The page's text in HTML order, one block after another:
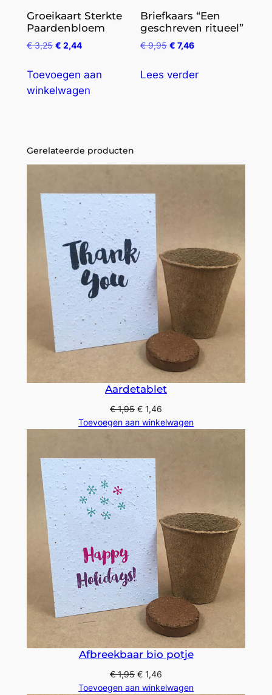
Groeikaart Sterkte
Paardenbloem
€3,25 € 2,44
Toevoegen aan
winkelwagen
Briefkaars “Een
geschreven ritueel”
€9,95 € 7,46
Lees verder
Gerelateerde producten
Aardetablet
€1,95 € 1,46
Toevoegen aan winkelwagen
Afbreekbaar bio potje
€1,95 € 1,46
Toevoegen aan winkelwagen